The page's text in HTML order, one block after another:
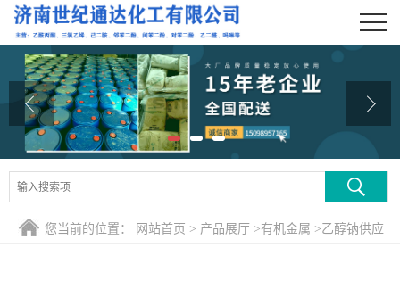
公司首页
公司介绍
公司动态
产品展厅
证书荣誉
您当前的位置： 网站首页 > 产品展厅 >有机金属 >乙醇钠供应